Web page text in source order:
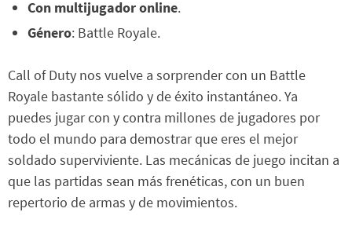
Con multijugador online.
Género: Battle Royale.
Call of Duty nos vuelve a sorprender con un Battle
Royale bastante sólido y de éxito instantáneo. Ya
puedes jugar con y contra millones de jugadores por
todo el mundo para demostrar que eres el mejor
soldado superviviente. Las mecánicas de juego incitan a
que las partidas sean más frenéticas, con un buen
repertorio de armas y de movimientos.